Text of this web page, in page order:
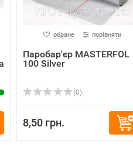
обране порівняти
Паробар'єр MASTERFOL
100 Silver
(0)
8,50 грн.